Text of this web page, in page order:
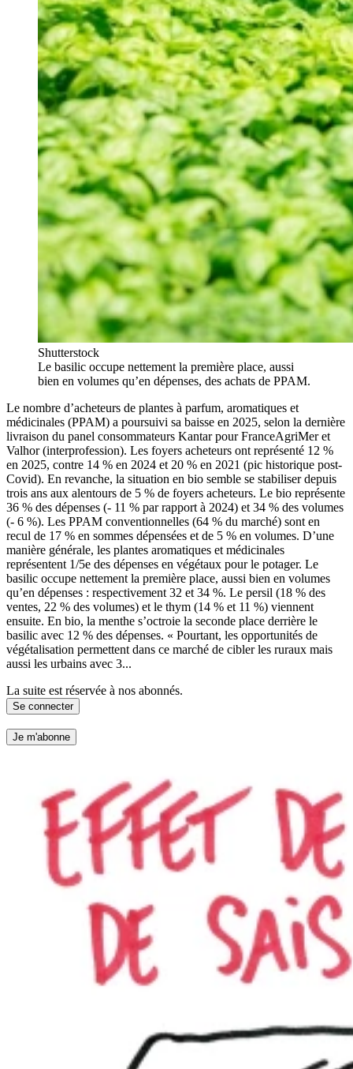
Shutterstock
Le basilic occupe nettement la première place, aussi
bien en volumes qu’en dépenses, des achats de PPAM.
Le nombre d’acheteurs de plantes à parfum, aromatiques et
médicinales (PPAM) a poursuivi sa baisse en 2025, selon la dernière
livraison du panel consommateurs Kantar pour FranceAgriMer et
Valhor (interprofession). Les foyers acheteurs ont représenté 12 %
en 2025, contre 14 % en 2024 et 20 % en 2021 (pic historique post-
Covid). En revanche, la situation en bio semble se stabiliser depuis
trois ans aux alentours de 5 % de foyers acheteurs. Le bio représente
36 % des dépenses (- 11 % par rapport à 2024) et 34 % des volumes
(- 6 %). Les PPAM conventionnelles (64 % du marché) sont en
recul de 17 % en sommes dépensées et de 5 % en volumes. D’une
manière générale, les plantes aromatiques et médicinales
représentent 1/5e des dépenses en végétaux pour le potager. Le
basilic occupe nettement la première place, aussi bien en volumes
qu’en dépenses : respectivement 32 et 34 %. Le persil (18 % des
ventes, 22 % des volumes) et le thym (14 % et 11 %) viennent
ensuite. En bio, la menthe s’octroie la seconde place derrière le
basilic avec 12 % des dépenses. « Pourtant, les opportunités de
végétalisation permettent dans ce marché de cibler les ruraux mais
aussi les urbains avec 3...
La suite est réservée à nos abonnés.
Se connecter
Je m'abonne